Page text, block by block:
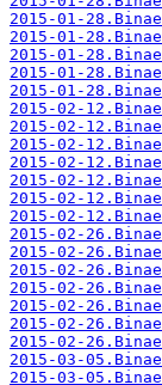
2015-01-
2015-01-
2015-01-
2015-01-
2015-01-
2015-02-
2015-02-
2015-02-
2015-02-
2015-02-
2015-02-
2015-02-
2015-02-
2015-02-
2015-02-
2015-02-
2015-02-
2015-02-
2015-02-
2015-03-
2015-03-